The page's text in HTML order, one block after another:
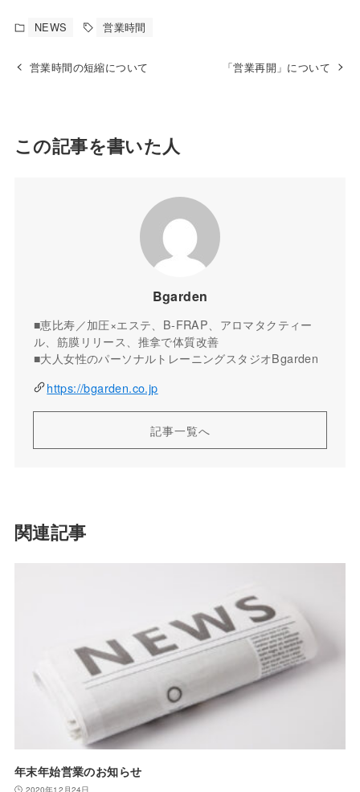
NEWS 営業時間
営業時間の短縮について 「営業再開」について
この記事を書いた人
Bgarden
■恵比寿／加圧×エステ、B-FRAP、アロマタクティー
ル、筋膜リリース、推拿で体質改善
■大人女性のパーソナルトレーニングスタジオBgarden
https://bgarden.co.jp
記事一覧へ
関連記事
年末年始営業のお知らせ
2020年12月24日